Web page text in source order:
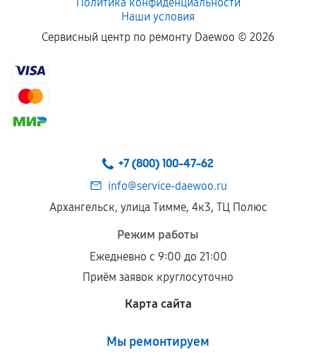
Наши условия
Сервисный центр по ремонту Daewoo © 2026
+7 (800) 100-47-62
info@service-daewoo.ru
Архангельск, улица Тимме, 4к3, ТЦ Полюс
Режим работы
Ежедневно с 9:00 до 21:00
Приём заявок круглосуточно
Карта сайта
Мы ремонтируем